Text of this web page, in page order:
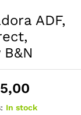
ADF,
In stock